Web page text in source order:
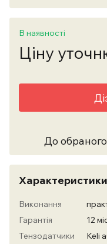
В наявності
Ціну
До обраного
Характеристики
Виконання
Гарантія
12
Тензодатчики
Keli